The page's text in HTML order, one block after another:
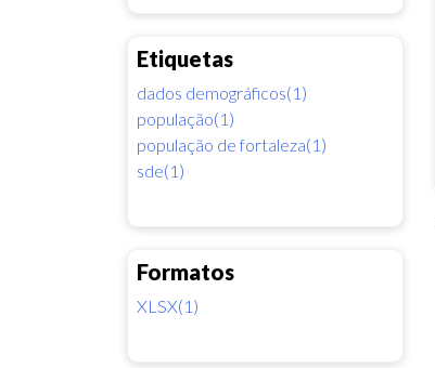
Etiquetas
dados demográficos(1)
população(1)
população de fortaleza(1)
sde(1)
Formatos
XLSX(1)